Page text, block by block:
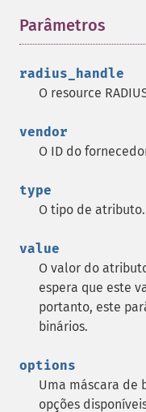
Parâmetros
radius_handle
O resource
vendor
O ID do
type
O tipo de atributo.
value
O valor do
espera que este
portanto, este
binários.
options
Uma máscara de
opções